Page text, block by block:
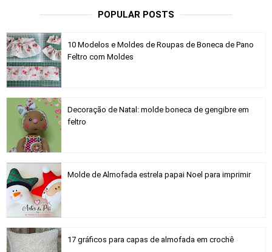
POPULAR POSTS
10 Modelos e Moldes de Roupas de Boneca de Pano
Feltro com Moldes
Decoração de Natal: molde boneca de gengibre em
feltro
Molde de Almofada estrela papai Noel para imprimir
17 gráficos para capas de almofada em crochê